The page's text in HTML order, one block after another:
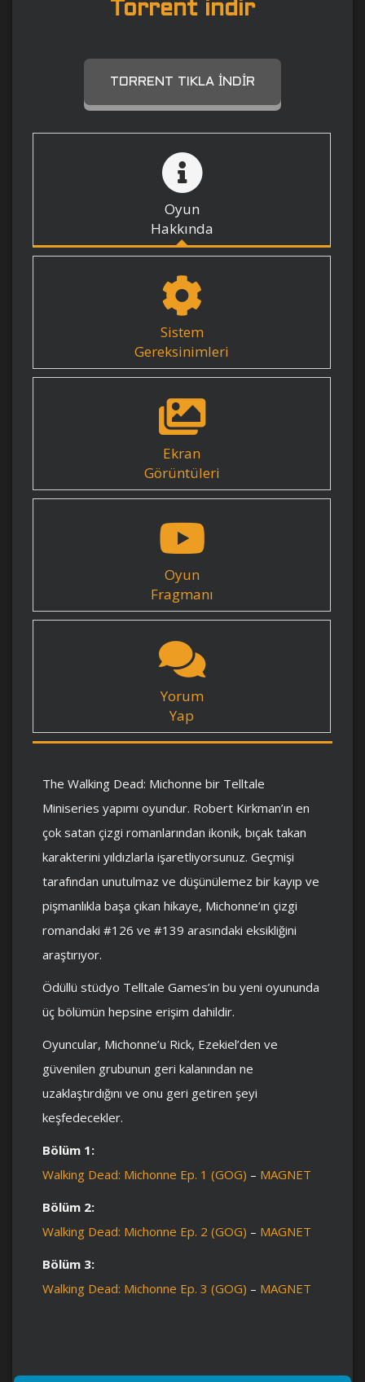
Torrent indir
TORRENT TIKLA İNDIR
Oyun
Hakkında
Sistem
Gereksinimleri
Ekran
Görüntüleri
Oyun
Fragmanı
Yorum
Yap
The Walking Dead: Michonne bir Telltale
Miniseries yapımı oyundur. Robert Kirkman’ın en
çok satan çizgi romanlarından ikonik, bıçak takan
karakterini yıldızlarla işaretliyorsunuz. Geçmişi
tarafından unutulmaz ve düşünülemez bir kayıp ve
pişmanlıkla başa çıkan hikaye, Michonne’ın çizgi
romandaki #126 ve #139 arasındaki eksikliğini
araştırıyor.
Ödüllü stüdyo Telltale Games’in bu yeni oyununda
üç bölümün hepsine erişim dahildir.
Oyuncular, Michonne’u Rick, Ezekiel’den ve
güvenilen grubunun geri kalanından ne
uzaklaştırdığını ve onu geri getiren şeyi
keşfedecekler.
Bölüm 1:
Walking Dead: Michonne Ep. 1 (GOG) – MAGNET
Bölüm 2:
Walking Dead: Michonne Ep. 2 (GOG) – MAGNET
Bölüm 3:
Walking Dead: Michonne Ep. 3 (GOG) – MAGNET